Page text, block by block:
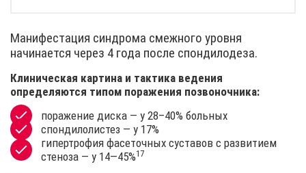
Манифестация синдрома смежного уровня
начинается через 4 года после спондилодеза.
Клиническая картина и тактика ведения
определяются типом поражения позвоночника:
поражение диска — у 28–40% больных
спондилолистез — у 17%
гипертрофия фасеточных суставов с развитием
стеноза — у 14—45%17